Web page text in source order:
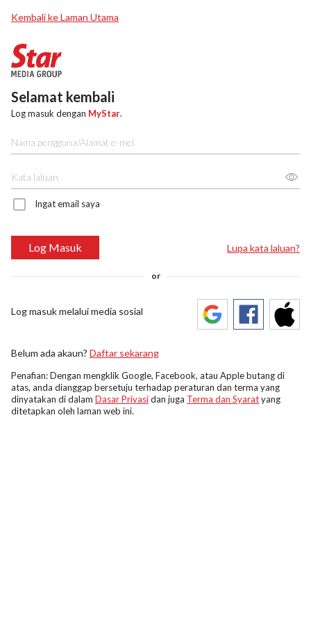
Kembali ke Laman Utama
Selamat kembali
Log masuk dengan MyStar.
Ingat email saya
Log Masuk Lupa kata laluan?
or
Log masuk melalui media sosial
Belum ada akaun? Daftar sekarang
Penafian: Dengan mengklik Google, Facebook, atau Apple butang di
atas, anda dianggap bersetuju terhadap peraturan dan terma yang
dinyatakan di dalam Dasar Privasidan juga Terma dan Syaratyang
ditetapkan oleh laman web ini.